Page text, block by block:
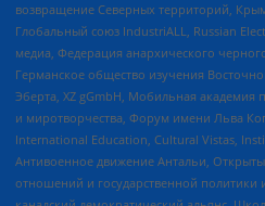
возвращение Северных территорий,
Глобальный союз IndustriALL, Russian
медиа, Федерация анархического
Германское общество изучения
Эберта, XZ gGmbH, Мобильная академия
и миротворчества, Форум имени Льва
International Education, Cultural Vistas,
Антивоенное движение Антальи,
отношений и государственной политики